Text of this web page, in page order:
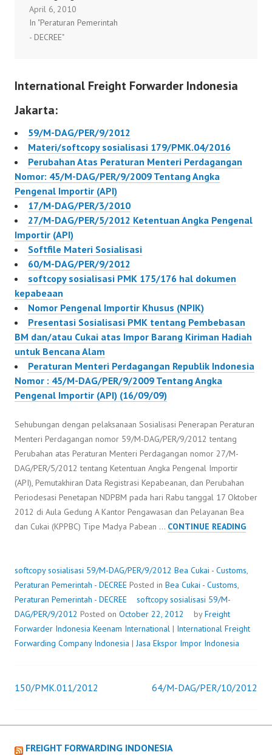
Pengenal Importir (API)
April 6, 2010
In "Peraturan Pemerintah
- DECREE"
International Freight Forwarder Indonesia
Jakarta:
59/M-DAG/PER/9/2012
Materi/softcopy sosialisasi 179/PMK.04/2016
Perubahan Atas Peraturan Menteri Perdagangan
Nomor: 45/M-DAG/PER/9/2009 Tentang Angka
Pengenal Importir (API)
17/M-DAG/PER/3/2010
27/M-DAG/PER/5/2012 Ketentuan Angka Pengenal
Importir (API)
Softfile Materi Sosialisasi
60/M-DAG/PER/9/2012
softcopy sosialisasi PMK 175/176 hal dokumen
kepabeaan
Nomor Pengenal Importir Khusus (NPIK)
Presentasi Sosialisasi PMK tentang Pembebasan
BM dan/atau Cukai atas Impor Barang Kiriman Hadiah
untuk Bencana Alam
Peraturan Menteri Perdagangan Republik Indonesia
Nomor : 45/M-DAG/PER/9/2009 Tentang Angka
Pengenal Importir (API) (16/09/09)
Sehubungan dengan pelaksanaan Sosialisasi Penerapan Peraturan
Menteri Perdagangan nomor 59/M-DAG/PER/9/2012 tentang
Perubahan atas Peraturan Menteri Perdagangan nomor 27/M-
DAG/PER/5/2012 tentang Ketentuan Angka Pengenal Importir
(API), Pemutakhiran Data Registrasi Kepabeanan, dan Perubahan
Periodesasi Penetapan NDPBM pada hari Rabu tanggal 17 Oktober
2012 di Aula Gedung A Kantor Pengawasan dan Pelayanan Bea
dan Cukai (KPPBC) Tipe Madya Pabean … CONTINUE READING
DAG/
softcopy sosialisasi 59/M-DAG/PER/9/2012 Bea Cukai - Customs,
Peraturan Pemerintah - DECREE Posted in Bea Cukai - Customs,
Peraturan Pemerintah - DECREE
softcopy sosialisasi 59/M-
DAG/PER/9/2012 Posted on October 22, 2012 byFreight
Forwarder Indonesia Keenam International | International Freight
Forwarding Company Indonesia |Jasa Ekspor Impor Indonesia
Post
navigation
150/PMK.011/2012 64/M-DAG/PER/10/2012
FREIGHT FORWARDING INDONESIA